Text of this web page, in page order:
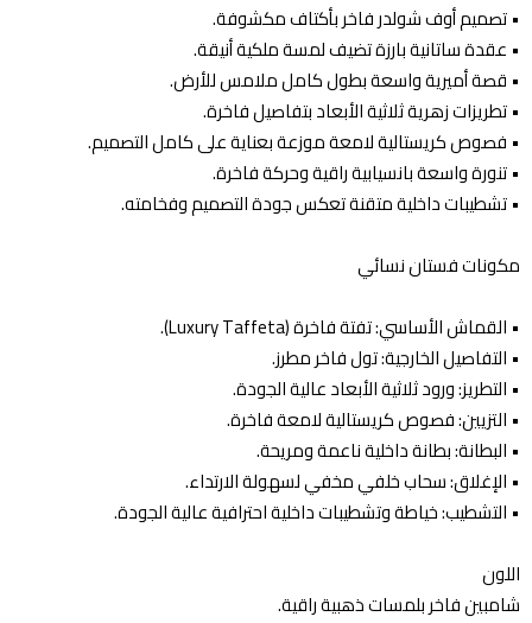
•⁠ ⁠تصميم أوف شولدر فاخر بأكتاف مكشوفة.
•⁠ ⁠عقدة ساتانية بارزة تضيف لمسة ملكية أنيقة.
•⁠ ⁠قصة أميرية واسعة بطول كامل ملامس للأرض.
•⁠ ⁠تطريزات زهرية ثلاثية الأبعاد بتفاصيل فاخرة.
•⁠ ⁠فصوص كريستالية لامعة موزعة بعناية على كامل التصميم.
•⁠ ⁠تنورة واسعة بانسيابية راقية وحركة فاخرة.
•⁠ ⁠تشطيبات داخلية متقنة تعكس جودة التصميم وفخامته.
مكونات فستان نسائي
•⁠ ⁠القماش الأساسي: تفتة فاخرة (Luxury Taffeta).
•⁠ ⁠التفاصيل الخارجية: تول فاخر مطرز.
•⁠ ⁠التطريز: ورود ثلاثية الأبعاد عالية الجودة.
•⁠ ⁠التزيين: فصوص كريستالية لامعة فاخرة.
•⁠ ⁠البطانة: بطانة داخلية ناعمة ومريحة.
•⁠ ⁠الإغلاق: سحاب خلفي مخفي لسهولة الارتداء.
•⁠ ⁠التشطيب: خياطة وتشطيبات داخلية احترافية عالية الجودة.
اللون
شامبين فاخر بلمسات ذهبية راقية.